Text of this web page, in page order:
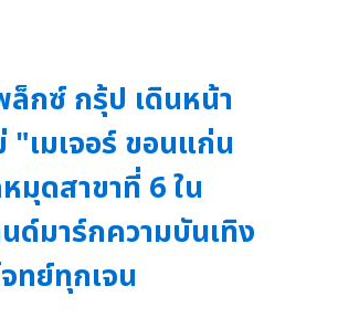
ล็กซ์ กรุ้ป เดินหน้า
"เมเจอร์ ขอนแก่น
ดสาขาที่ 6 ใน
ด์มาร์กความบันเทิง
ทย์ทุกเจน